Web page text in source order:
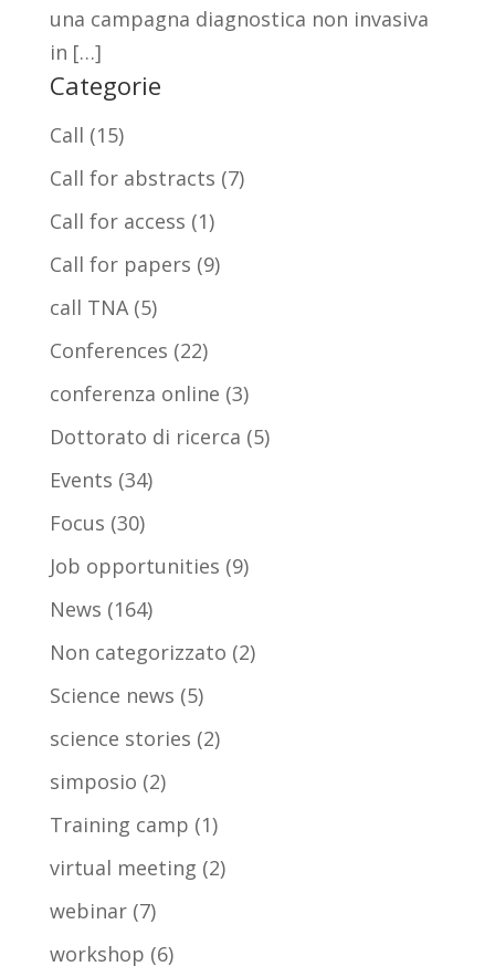
una campagna diagnostica non invasiva
in […]
Categorie
Call (15)
Call for abstracts (7)
Call for access (1)
Call for papers (9)
call TNA(5)
Conferences (22)
conferenza online (3)
Dottorato di ricerca (5)
Events (34)
Focus (30)
Job opportunities (9)
News (164)
Non categorizzato (2)
Science news (5)
science stories (2)
simposio (2)
Training camp (1)
virtual meeting (2)
webinar(7)
workshop (6)